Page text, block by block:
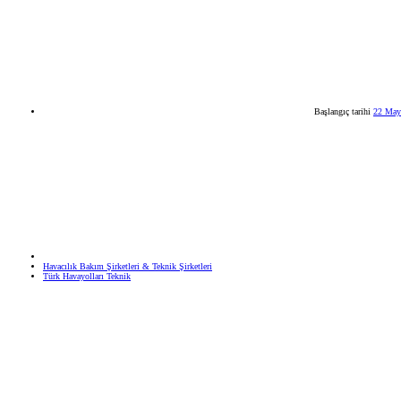
Başlangıç tarihi 22
Havacılık Bakım Şirketleri & Teknik Şirketleri
Türk Havayolları Teknik